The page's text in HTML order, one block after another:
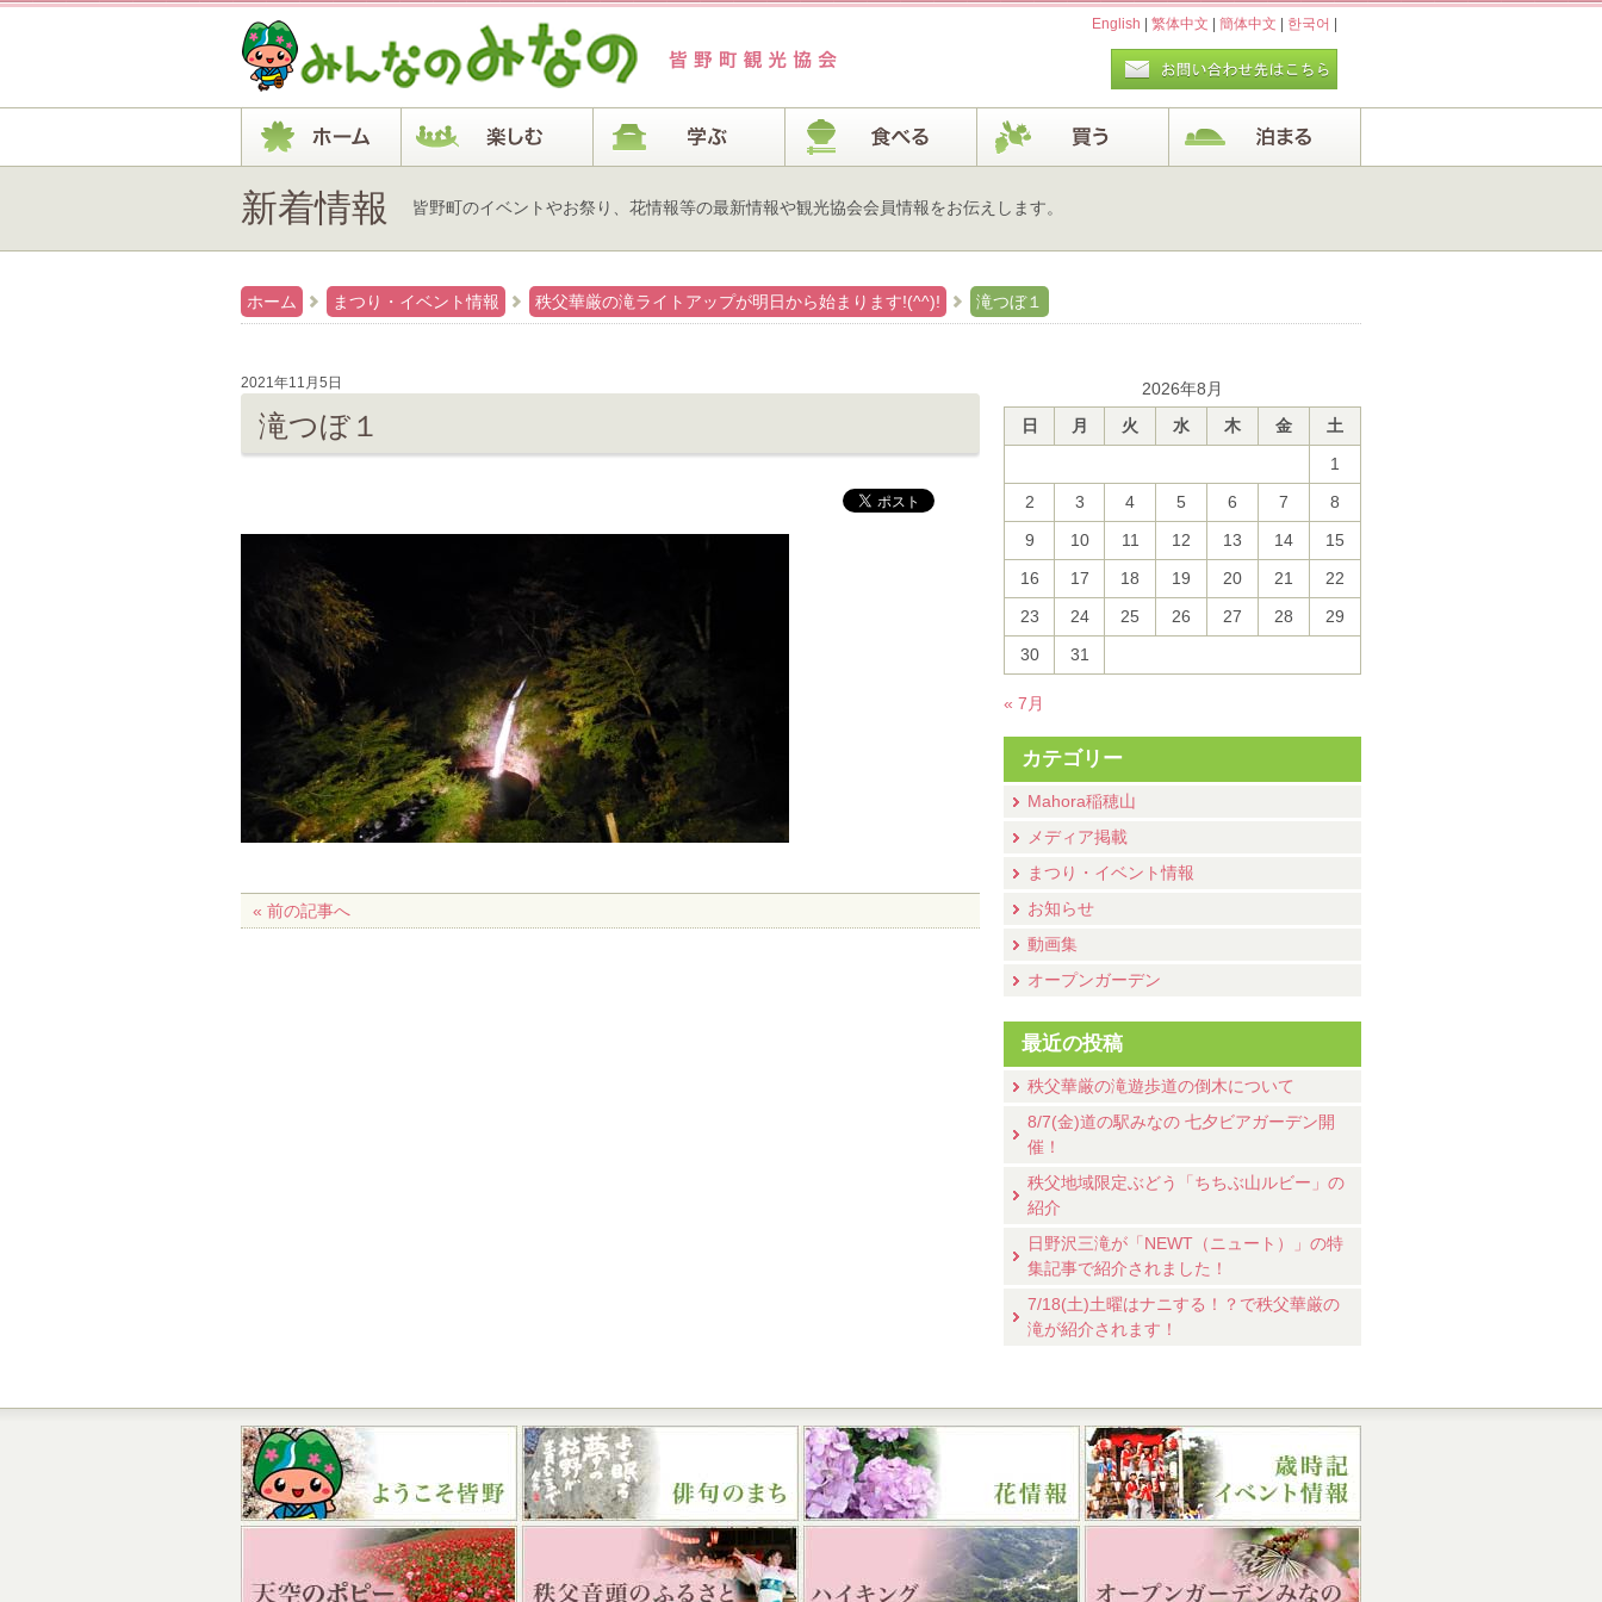
English 繁体中文 簡体中文 한국어
新着情報 皆野町のイベントやお祭り、花情報等の最新情報や観光協会会員情報をお伝えします。
ホーム まつり・イベント情報 秩父華厳の滝ライトアップが明日から始まります!(^^)! 滝つぼ１
2026年8月
日
月 火 水 木 金
土
1
2
3 4 5 6 7
8
9
10 11 12 13 14
15
16
17 18 19 20 21
22
23
24 25 26 27 28
29
30
31
« 7月
カテゴリー
Mahora稲穂山
メディア掲載
まつり・イベント情報
お知らせ
動画集
オープンガーデン
最近の投稿
秩父華厳の滝遊歩道の倒木について
8/7(金)道の駅みなの 七夕ビアガーデン開
催！
秩父地域限定ぶどう「ちちぶ山ルビー」の
紹介
日野沢三滝が「NEWT（ニュート）」の特
集記事で紹介されました！
7/18(土)土曜はナニする！？で秩父華厳の
滝が紹介されます！
2021年11月5日
滝つぼ１
« 前の記事へ